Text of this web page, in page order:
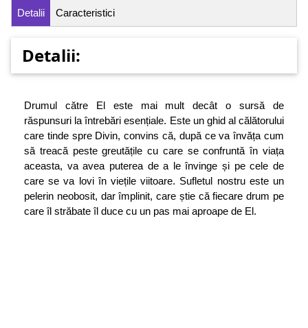
Detalii Caracteristici
Detalii:
Drumul către El este mai mult decât o sursă de
răspunsuri la întrebări esențiale. Este un ghid al călătorului
care tinde spre Divin, convins că, după ce va învăța cum
să treacă peste greutățile cu care se confruntă în viața
aceasta, va avea puterea de a le învinge și pe cele de
care se va lovi în viețile viitoare. Sufletul nostru este un
pelerin neobosit, dar împlinit, care știe că fiecare drum pe
care îl străbate îl duce cu un pas mai aproape de El.